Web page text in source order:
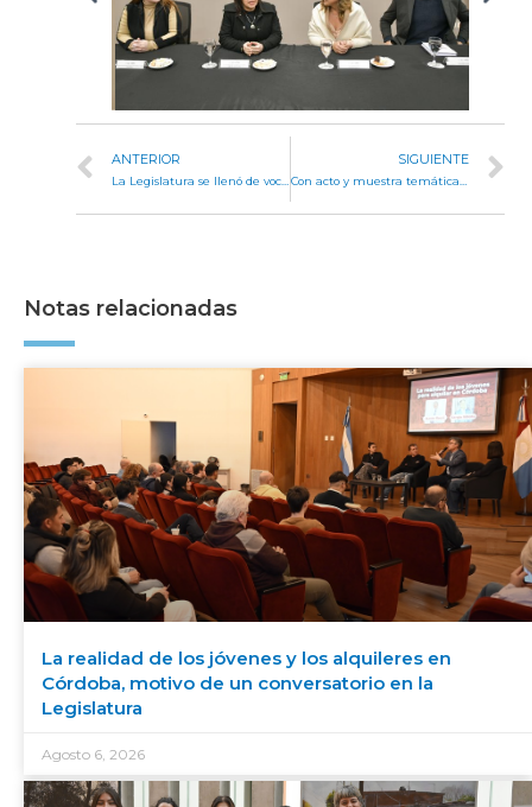
ANTERIOR
La Legislatura se llenó de voces en su primer encuentro coral
SIGUIENTE
Notas relacionadas
La realidad de los jóvenes y los alquileres en
Córdoba, motivo de un conversatorio en la
Legislatura
Agosto 6, 2026